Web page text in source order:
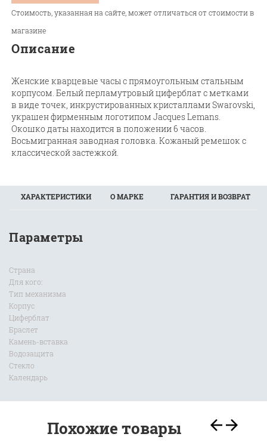
Стоимость, указанная на сайте, может отличаться от стоимости в
магазине
Описание
Женские кварцевые часы с прямоугольным стальным
корпусом. Белый перламутровый циферблат с метками
в виде точек, инкрустированных кристаллами Swarovski,
украшен фирменным логотипом Jacques Lemans.
Окошко даты находится в положении 6 часов.
Восьмигранная заводная головка. Кожаный ремешок с
классической застежкой.
ХАРАКТЕРИСТИКИ О МАРКЕ ГАРАНТИЯ И ВОЗВРАТ
Параметры
Страна
Для кого:
Тип механизма
Корпус
Циферблат
Браслет
Камень-вставка
Водозащита
Стекло
Календарь
женские
сталь
перламутровый белый
Похожие товары